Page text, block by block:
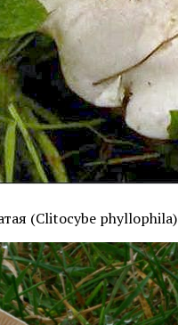
(Clitocybe phyllophila)